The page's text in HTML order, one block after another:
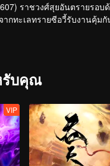
ราชวงศ์สุยอันตรายรอ
จากทะเลทรายซีอวี้รับงานคุ้
มุ่งล้มล้างราชวงศ์สุย เพื่อก
รับคุณ
VIP